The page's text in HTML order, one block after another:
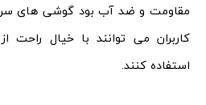
کاربران می توانند با خیال
استفاده کنند.